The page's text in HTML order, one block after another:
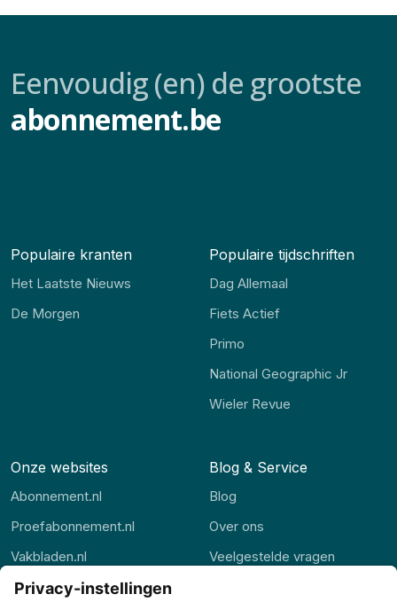
Eenvoudig (en) de grootste
abonnement.be
Populaire kranten
Het Laatste Nieuws
De Morgen
Populaire tijdschriften
Dag Allemaal
Fiets Actief
Primo
National Geographic Jr
Wieler Revue
Onze websites
Abonnement.nl
Proefabonnement.nl
Vakbladen.nl
Abonnement.be
Blog & Service
Blog
Over ons
Veelgestelde vragen